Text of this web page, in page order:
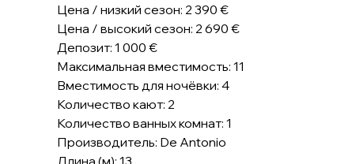
Цена / низкий сезон: 2 390 €
Цена / высокий сезон: 2 690 €
Депозит: 1 000 €
Максимальная вместимость: 11
Вместимость для ночёвки: 4
Количество кают: 2
Количество ванных комнат: 1
Производитель: De Antonio
Длина (м): 13